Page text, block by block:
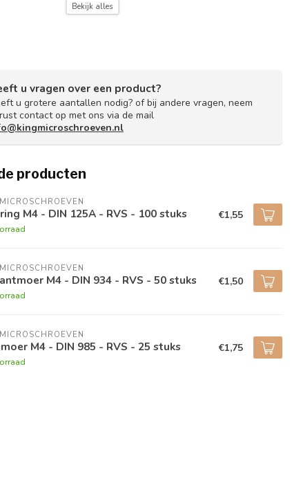
Bekijk alles
u vragen over een product?
u grotere aantallen nodig? of bij andere vragen, neem
contact op met ons via de mail
producten
M4 - DIN 125A - RVS - 100 stuks €1,55
M4 - DIN 934 - RVS - 50 stuks €1,50
M4 - DIN 985 - RVS - 25 stuks €1,75